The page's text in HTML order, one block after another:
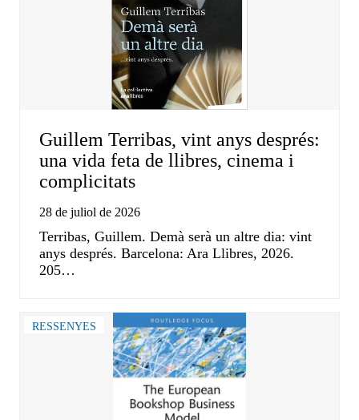
Guillem Terribas, vint anys després:
una vida feta de llibres, cinema i
complicitats
28 de juliol de 2026
Terribas, Guillem. Demà serà un altre dia: vint
anys després. Barcelona: Ara Llibres, 2026.
205…
RESSENYES